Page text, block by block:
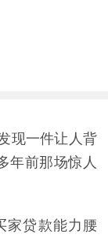
现一件让人背
年前那场惊人
家贷款能力腰